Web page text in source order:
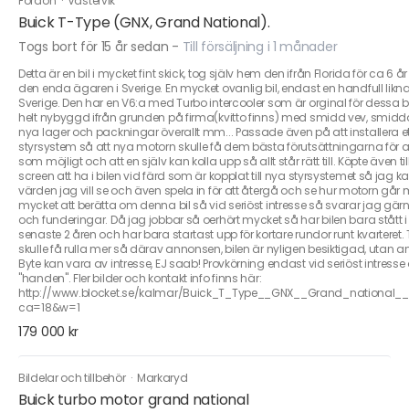
Buick T-Type (GNX, Grand National).
Togs bort för 15 år sedan - Till försäljning i 1 månader
Detta är en bil i mycket fint skick, tog själv hem den ifrån Florida för ca 6
den enda ägaren i Sverige. En mycket ovanlig bil, endast en handfull
Sverige. Den har en V6:a med Turbo intercooler som är orginal för dessa
helt nybyggd ifrån grunden på firma(kvitto finns) med smidd vev,
nya lager och packningar överallt mm... Passade även på att installera
styrsystem så att nya motorn skulle få dem bästa förutsättningarna för
som möjligt och att en själv kan kolla upp så allt står rätt till. Köpte även
screen att ha i bilen vid färd som är kopplat till nya styrsystemet så jag
värden jag vill se och även spela in för att återgå och se hur motorn går
mycket att berätta om denna bil så vid seriöst intresse så svarar jag
och funderingar. Då jag jobbar så oerhört mycket så har bilen bara stått
senaste 2 åren och har bara startast upp för kortare rundor runt kvarteret.
skulle få rulla mer så därav annonsen, bilen är nyligen besiktigad, utan
Byte kan vara av intresse, EJ saab! Provkörning endast vid seriöst
"handen". Fler bilder och kontakt info finns här:
http://www.blocket.se/kalmar/
ca=18&w=1
179 000 kr
Bildelar och tillbehör · Markaryd
Buick turbo motor grand national